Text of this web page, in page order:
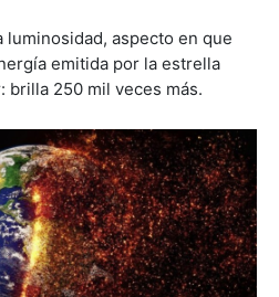
aspecto en que
emitida por la estrella
brilla 250 mil veces más.